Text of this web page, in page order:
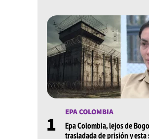
1
EPA COLOMBIA
Epa Colombia, lejos de
trasladada de prisión y esta